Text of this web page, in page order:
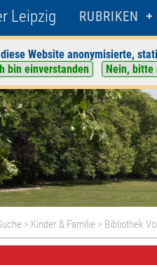
Leipzig RUBRIKEN
Website anonymisierte,
bin einverstanden Nein, bitte
> Kinder & Familie > Bibliothek